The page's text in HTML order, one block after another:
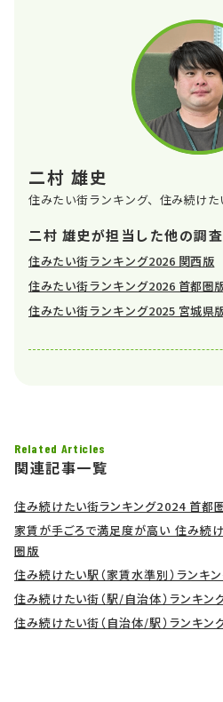
二村 雄史
住みたい街ランキング、住み続け
二村 雄史が担当した他の調査
住みたい街ランキング2026 関西版
住みたい街ランキング2026 首都圏
住みたい街ランキング2025 宮城県
Related Articles
関連記事一覧
住み続けたい街ランキング2024 首都
家賃が手ごろで満足度が高い 住み続
圏版
住み続けたい駅（家賃水準別）ランキ
住み続けたい街（駅/自治体）ランキ
住み続けたい街（自治体/駅）ランキ